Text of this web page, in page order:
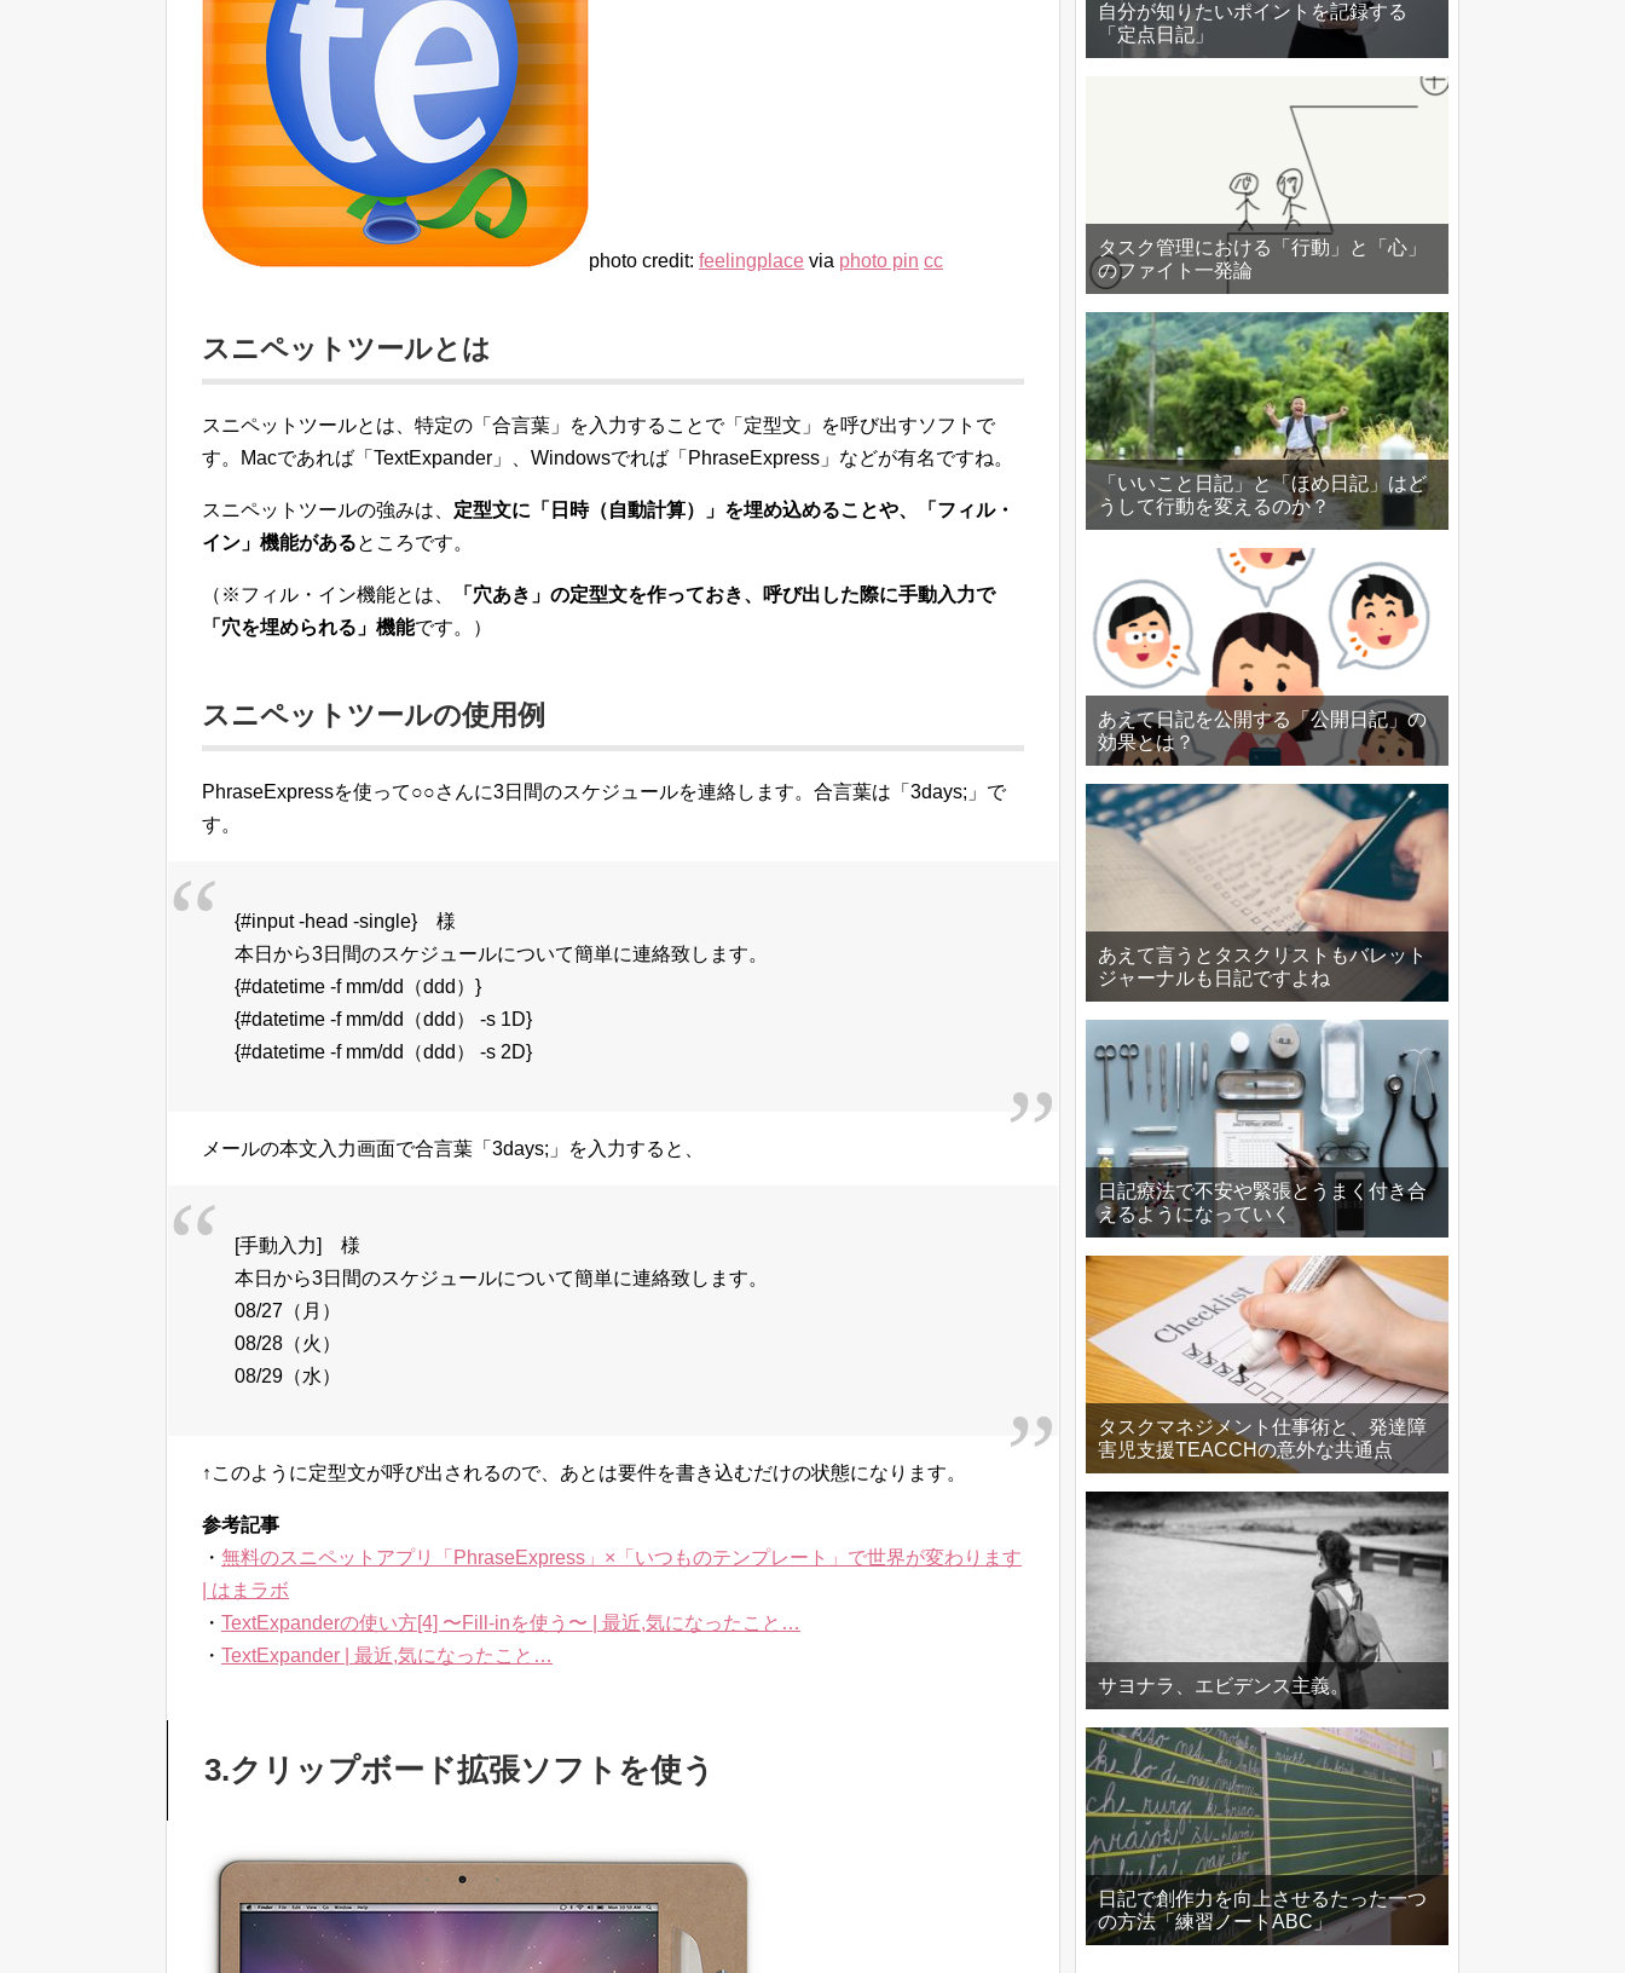
photo credit: feelingplace via photo pin cc
スニペットツールとは
スニペットツールとは、特定の「合言葉」を入力することで「定型文」を呼び出すソフトで
す。Macであれば「TextExpander」、Windowsでれば「PhraseExpress」などが有名ですね。
スニペットツールの強みは、 定型文に「日時（自動計算）」を埋め込めることや、「フィル・
イン」機能があるところです。
（※フィル・イン機能とは、
「穴あき」の定型文を作っておき、呼び出した際に手動入力で
「穴を埋められる」機能です。）
スニペットツールの使用例
PhraseExpressを使って○○さんに3日間のスケジュールを連絡します。合言葉は「3days;」で
す。
{#input -head -single} 様
本日から3日間のスケジュールについて簡単に連絡致します。
{#datetime -f mm/dd（ddd）}
{#datetime -f mm/dd（ddd） -s 1D}
{#datetime -f mm/dd（ddd） -s 2D}
メールの本文入力画面で合言葉「3days;」を入力すると、
[手動入力] 様
本日から3日間のスケジュールについて簡単に連絡致します。
08/27（月）
08/28（火）
08/29（水）
↑このように定型文が呼び出されるので、あとは要件を書き込むだけの状態になります。
参考記事
・ 無料のスニペットアプリ「PhraseExpress」×「いつものテンプレート」で世界が変わります
| はまラボ
・ TextExpanderの使い方[4] 〜Fill-inを使う〜 | 最近,気になったこと…
・ TextExpander | 最近,気になったこと…
3.クリップボード拡張ソフトを使う
自分が知りたいポイントを記録する
「定点日記」
タスク管理における「行動」と「心」
のファイト一発論
「いいこと日記」と「ほめ日記」はど
うして行動を変えるのか？
あえて日記を公開する「公開日記」の
効果とは？
あえて言うとタスクリストもバレット
ジャーナルも日記ですよね
日記療法で不安や緊張とうまく付き合
えるようになっていく
タスクマネジメント仕事術と、発達障
害児支援TEACCHの意外な共通点
サヨナラ、エビデンス主義。
日記で創作力を向上させるたった一つ
の方法「練習ノートABC」